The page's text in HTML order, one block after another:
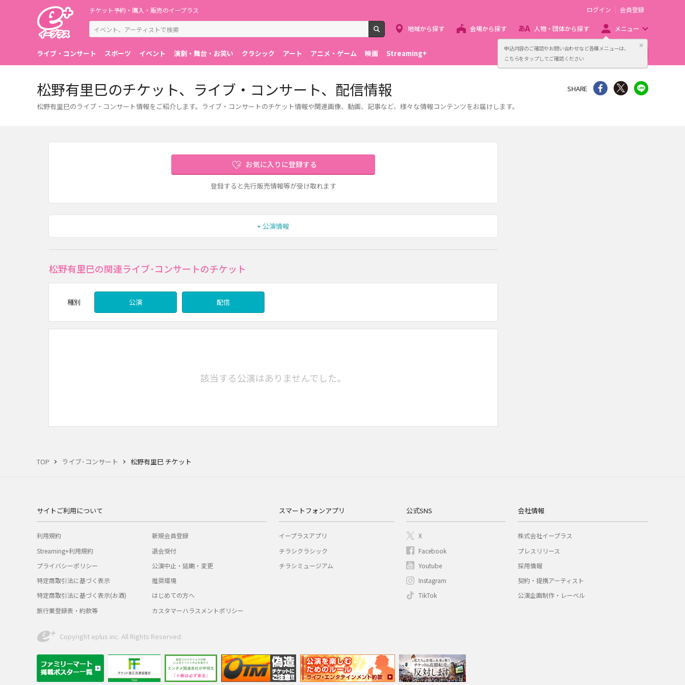
申込内容のご確認やお問い合わせなど各種メニューは、
こちらをタップしてご確認ください
閉じる
チケット予約・購入・販売のイープラス
検索
ログイン 会員登録
地域から探す 会場から探す 人物・団体から探す メニュー
ライブ・コンサート スポーツ イベント 演劇・舞台・お笑い クラシック アート アニメ・ゲーム 映画 Streaming+ 主催者向け販売サービス
TOP ライブ･コンサート 松野有里巳 チケット
松野有里巳のチケット、ライブ・コンサート、配信情報
松野有里巳のライブ・コンサート情報をご紹介します。ライブ・コンサートのチケット情報や関連画像、動画、記事など、様々な情報コンテンツをお届けします。
SHARE シェア Twitter
お気に入りに登録する
登録すると先行販売情報等が受け取れます
公演情報
松野有里巳の関連ライブ･コンサートのチケット
種別 公演 配信
該当する公演はありませんでした。
サイトご利用について
利用規約
Streaming+利用規約
プライバシーポリシー
特定商取引法に基づく表示
特定商取引法に基づく表示(お酒)
旅行業登録表・約款等
新規会員登録
退会受付
公演中止・延期・変更
推奨環境
はじめての方へ
カスタマーハラスメントポリシー
スマートフォンアプリ
イープラスアプリ
チラシクラシック
チラシミュージアム
公式SNS
X
Facebook
Youtube
Instagram
TikTok
会社情報
株式会社イープラス
プレスリリース
採用情報
契約・提携アーティスト
公演企画制作・レーベル
Copyright eplus inc. All Rights Reserved.